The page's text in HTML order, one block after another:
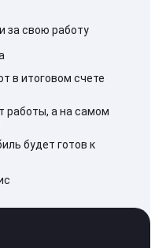
за свою работу
в итоговом счете
работы, а на самом
будет готов к